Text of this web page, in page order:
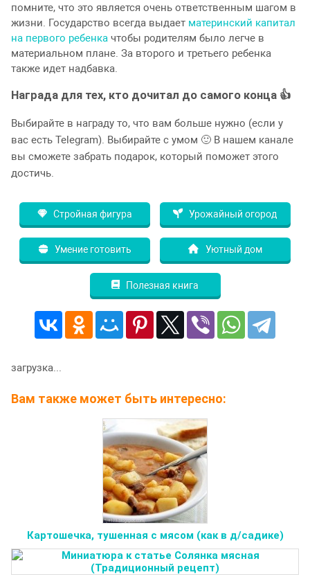
помните, что это является очень ответственным шагом в
жизни. Государство всегда выдает материнский капитал
на первого ребенка чтобы родителям было легче в
материальном плане. За второго и третьего ребенка
также идет надбавка.
Награда для тех, кто дочитал до самого конца 👍
Выбирайте в награду то, что вам больше нужно (если у
вас есть Telegram). Выбирайте с умом 🙂 В нашем канале
вы сможете забрать подарок, который поможет этого
достичь.
Стройная фигура Урожайный огород
Умение готовить Уютный дом
Полезная книга
загрузка...
Вам также может быть интересно:
Картошечка, тушенная с мясом (как в д/садике)